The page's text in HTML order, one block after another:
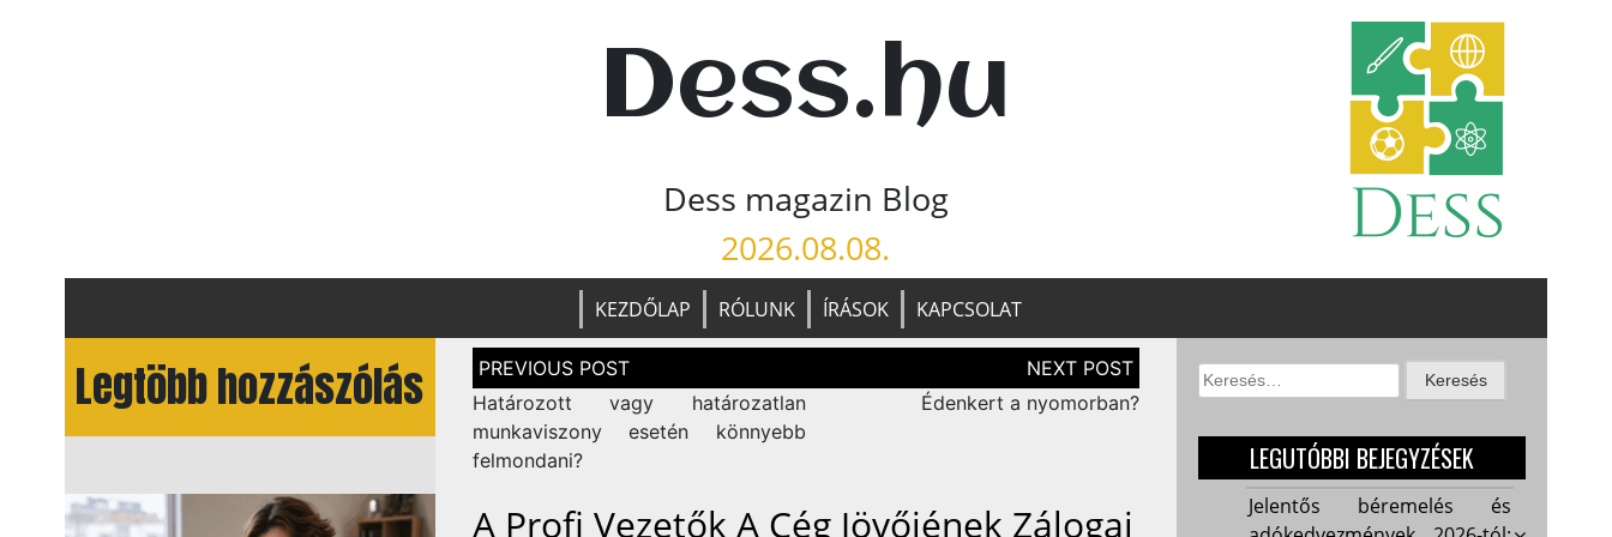
Dess.hu
Dess magazin Blog
2026.08.08.
KEZDŐLAP RÓLUNK ÍRÁSOK KAPCSOLAT
Legtöbb hozzászólás
Bejegyzés
navigáció
Határozott vagy határozatlan
munkaviszony esetén könnyebb
felmondani?
Édenkert a nyomorban?
A Profi Vezetők A Cég Jövőjének Zálogai
Keresés:
LEGUTÓBBI BEJEGYZÉSEK
Jelentős béremelés és